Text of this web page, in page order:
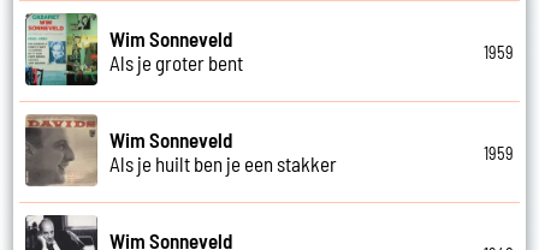
Wim Sonneveld
Als je groter bent
1959
Wim Sonneveld
Als je huilt ben je een stakker
1959
Wim Sonneveld